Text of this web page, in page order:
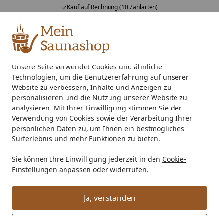
Unsere Seite verwendet Cookies und ähnliche
Technologien, um die Benutzererfahrung auf unserer
Website zu verbessern, Inhalte und Anzeigen zu
personalisieren und die Nutzung unserer Website zu
analysieren. Mit Ihrer Einwilligung stimmen Sie der
Verwendung von Cookies sowie der Verarbeitung Ihrer
persönlichen Daten zu, um Ihnen ein bestmögliches
Surferlebnis und mehr Funktionen zu bieten.
Sie können Ihre Einwilligung jederzeit in den Cookie-
Einstellungen anpassen oder widerrufen.
Ja, verstanden
Kauf auf Rechnung (10 Zahlarten)
Alle Produkte
Mein Konto
Suchen
Startseite
Indoor-Sauna Sauna für 1 bis 2 Personen Weka
Weka Infrarotkabine /
Kombikabine Uppsala inkl. 3,6 kW
Ofen inkl. Flächenstrahler